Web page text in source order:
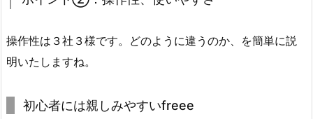
操作性は３社３様です。どのように違うのか、を簡単に説
明いたしますね。
初心者には親しみやすいfreee